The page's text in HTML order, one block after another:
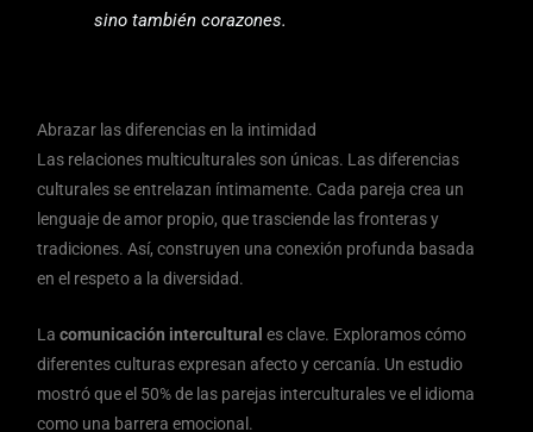
sino también corazones.
Abrazar las diferencias en la intimidad
Las relaciones multiculturales son únicas. Las diferencias
culturales se entrelazan íntimamente. Cada pareja crea un
lenguaje de amor propio, que trasciende las fronteras y
tradiciones. Así, construyen una conexión profunda basada
en el respeto a la diversidad.
Lacomunicación intercultural es clave. Exploramos cómo
diferentes culturas expresan afecto y cercanía. Un estudio
mostró que el 50% de las parejas interculturales ve el idioma
como una barrera emocional.